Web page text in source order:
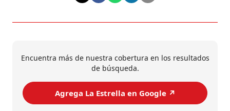
Encuentra más de nuestra cobertura en los resultados
de búsqueda.
Agrega La Estrella en Google ↗️